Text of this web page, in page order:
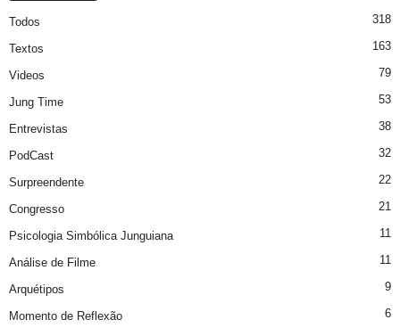
Todos 318
Textos 163
Videos 79
Jung Time 53
Entrevistas 38
PodCast 32
Surpreendente 22
Congresso 21
Psicologia Simbólica Junguiana 11
Análise de Filme 11
Arquétipos 9
Momento de Reflexão 6